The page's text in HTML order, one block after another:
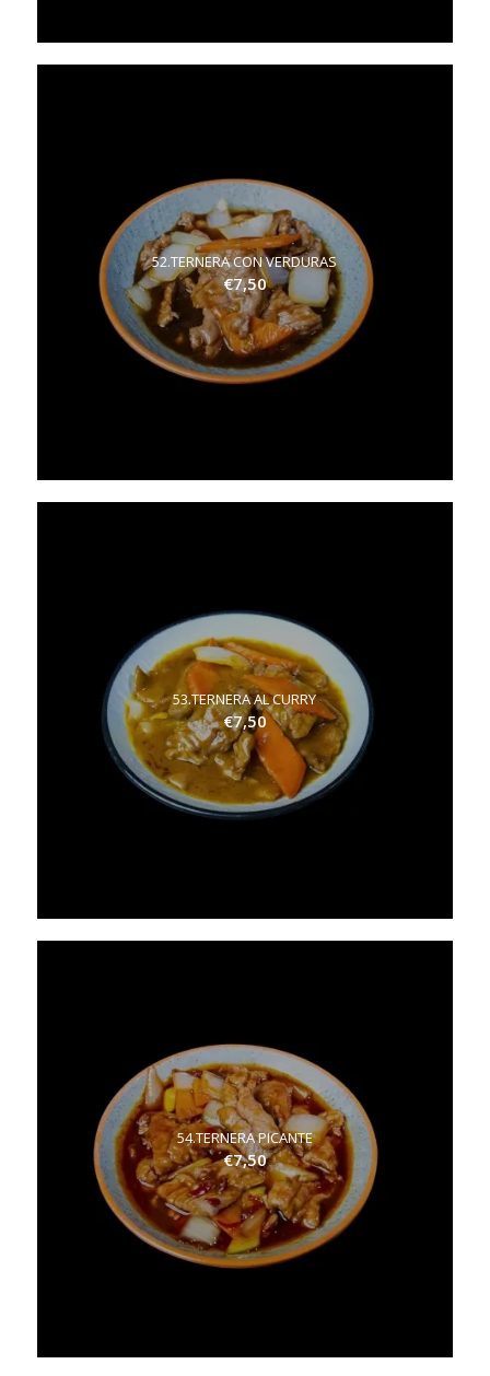
52.TERNERA CON VERDURAS
€7,50
53.TERNERA AL CURRY
€7,50
54.TERNERA PICANTE
€7,50